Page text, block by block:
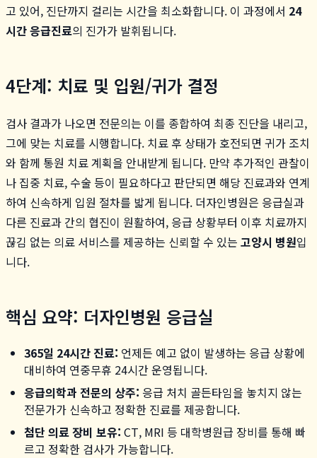
고 있어, 진단까지 걸리는 시간을 최소화합니다. 이 과정에서 24
시간 응급진료의 진가가 발휘됩니다.
4단계: 치료 및 입원/귀가 결정
검사 결과가 나오면 전문의는 이를 종합하여 최종 진단을 내리고,
그에 맞는 치료를 시행합니다. 치료 후 상태가 호전되면 귀가 조치
와 함께 통원 치료 계획을 안내받게 됩니다. 만약 추가적인 관찰이
나 집중 치료, 수술 등이 필요하다고 판단되면 해당 진료과와 연계
하여 신속하게 입원 절차를 밟게 됩니다. 더자인병원은 응급실과
다른 진료과 간의 협진이 원활하여, 응급 상황부터 이후 치료까지
끊김 없는 의료 서비스를 제공하는 신뢰할 수 있는 고양시 병원입
니다.
핵심 요약: 더자인병원 응급실
365일 24시간 진료: 언제든 예고 없이 발생하는 응급 상황에
대비하여 연중무휴 24시간 운영됩니다.
응급의학과 전문의 상주: 응급 처치 골든타임을 놓치지 않는
전문가가 신속하고 정확한 진료를 제공합니다.
첨단 의료 장비 보유: CT, MRI 등 대학병원급 장비를 통해 빠
르고 정확한 검사가 가능합니다.